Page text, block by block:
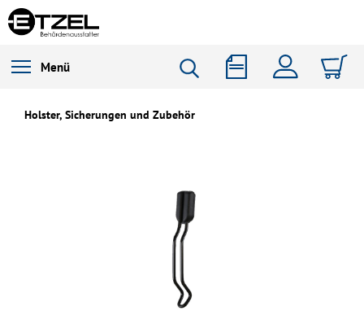
Menü
Holster, Sicherungen und Zubehör